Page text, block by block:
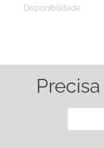
Disponibilidade